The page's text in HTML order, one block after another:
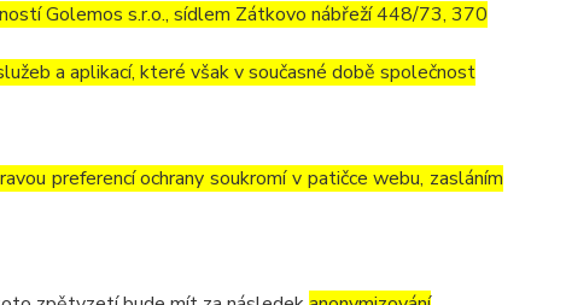
Golemos s.r.o., sídlem Zátkovo nábřeží 448/73, 370
a aplikací, které však v současné době společnost
preferencí ochrany soukromí v patičce webu, zasláním